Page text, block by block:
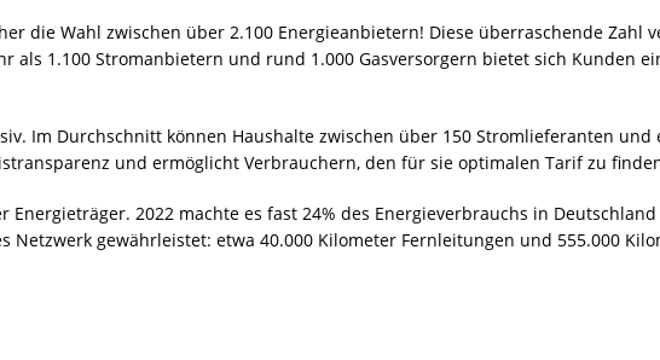
die Wahl zwischen über 2.100 Energieanbietern! Diese überraschende Zahl
als 1.100 Stromanbietern und rund 1.000 Gasversorgern bietet sich Kunden
Im Durchschnitt können Haushalte zwischen über 150 Stromlieferanten und
und ermöglicht Verbrauchern, den für sie optimalen Tarif zu
2022 machte es fast 24% des Energieverbrauchs in Deutschland
gewährleistet: etwa 40.000 Kilometer Fernleitungen und 555.000